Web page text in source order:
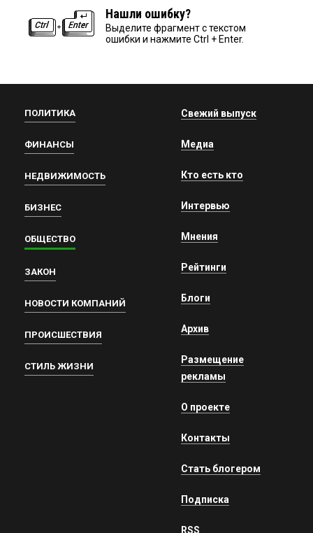
Нашли ошибку?
Выделите фрагмент с текстом
ошибки и нажмите Ctrl + Enter.
ПОЛИТИКА
ФИНАНСЫ
НЕДВИЖИМОСТЬ
БИЗНЕС
ОБЩЕСТВО
ЗАКОН
НОВОСТИ КОМПАНИЙ
ПРОИСШЕСТВИЯ
СТИЛЬ ЖИЗНИ
Свежий выпуск
Медиа
Кто есть кто
Интервью
Мнения
Рейтинги
Блоги
Архив
Размещение
рекламы
О проекте
Контакты
Стать блогером
Подписка
RSS